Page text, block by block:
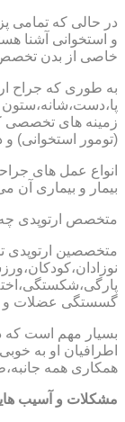
در حالی که تمامی
و استخوانی آشنا
خاصی از بدن تخصص
به طوری که جراح
پا،دست،شانه،ستون
زمینه های تخصصی
(تومور استخوانی)
انواع عمل های
بیمار و بیماری آن
متخصص ارتوپدی چه
متخصصین ارتوپدی
گسستگی عضلات و
بسیار مهم است که
اطرافیان او به
همکاری همه
مشکلات و آسیب